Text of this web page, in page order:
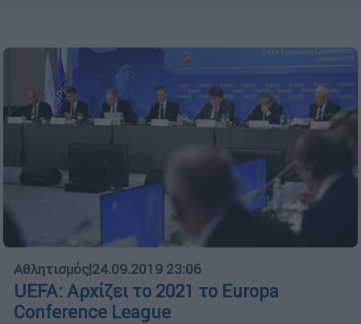
Αθλητισμός|24.09.2019 23:06
UEFA: Αρχίζει το 2021 το Europa
Conference League